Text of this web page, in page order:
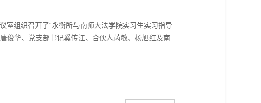
室组织召开了“永衡所与南师大法学院实习生实习指导
俊华、党支部书记奚传江、合伙人芮敏、杨旭红及南